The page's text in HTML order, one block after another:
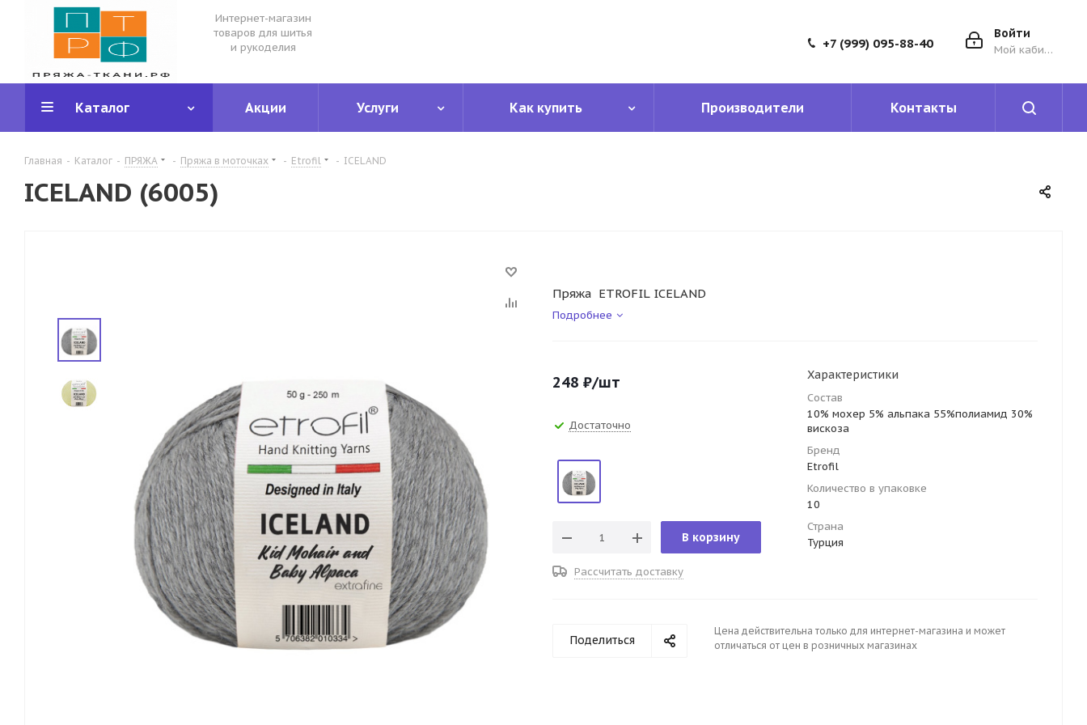
Интернет-магазин
товаров для шитья
и рукоделия
Войти
Мой кабинет
+7 (999) 095-88-40
Каталог Акции Услуги Как купить Производители Контакты
Главная - Каталог - ПРЯЖА - Пряжа в моточках - Etrofil - ICELAND
ICELAND (6005)
Пряжа ETROFIL ICELAND
Подробнее
248 ₽/шт
Достаточно
В корзину
Рассчитать доставку
Характеристики
Состав
10% мохер 5% альпака 55%полиамид 30%
вискоза
Бренд
Etrofil
Количество в упаковке
10
Страна
Турция
Поделиться
Цена действительна только для интернет-магазина и может
отличаться от цен в розничных магазинах